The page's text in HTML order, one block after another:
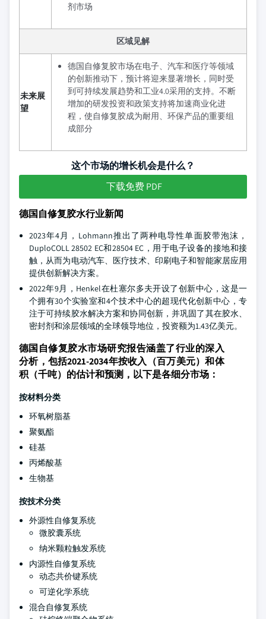
剂市场
区域见解
未来展
望
德国自修复胶市场在电子、汽车和医疗等领域
的创新推动下，预计将迎来显著增长，同时受
到可持续发展趋势和工业4.0采用的支持。不断
增加的研发投资和政策支持将加速商业化进
程，使自修复胶成为耐用、环保产品的重要组
成部分
这个市场的增长机会是什么？
下载免费 PDF
德国自修复胶水行业新闻
2023年4月，Lohmann推出了两种电导性单面胶带泡沫，
DuploCOLL 28502 EC和28504 EC，用于电子设备的接地和接
触，从而为电动汽车、医疗技术、印刷电子和智能家居应用
提供创新解决方案。
2022年9月，Henkel在杜塞尔多夫开设了创新中心，这是一
个拥有30个实验室和4个技术中心的超现代化创新中心，专
注于可持续胶水解决方案和协同创新，并巩固了其在胶水、
密封剂和涂层领域的全球领导地位，投资额为1.43亿美元。
德国自修复胶水市场研究报告涵盖了行业的深入
分析，包括2021-2034年按收入（百万美元）和体
积（千吨）的估计和预测，以下是各细分市场：
按材料分类
环氧树脂基
聚氨酯
硅基
丙烯酸基
生物基
按技术分类
外源性自修复系统
微胶囊系统
纳米颗粒触发系统
内源性自修复系统
动态共价键系统
可逆化学系统
混合自修复系统